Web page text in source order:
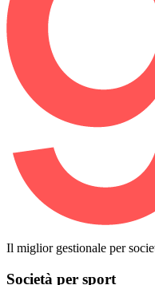
Il miglior gestionale per
Società per sport